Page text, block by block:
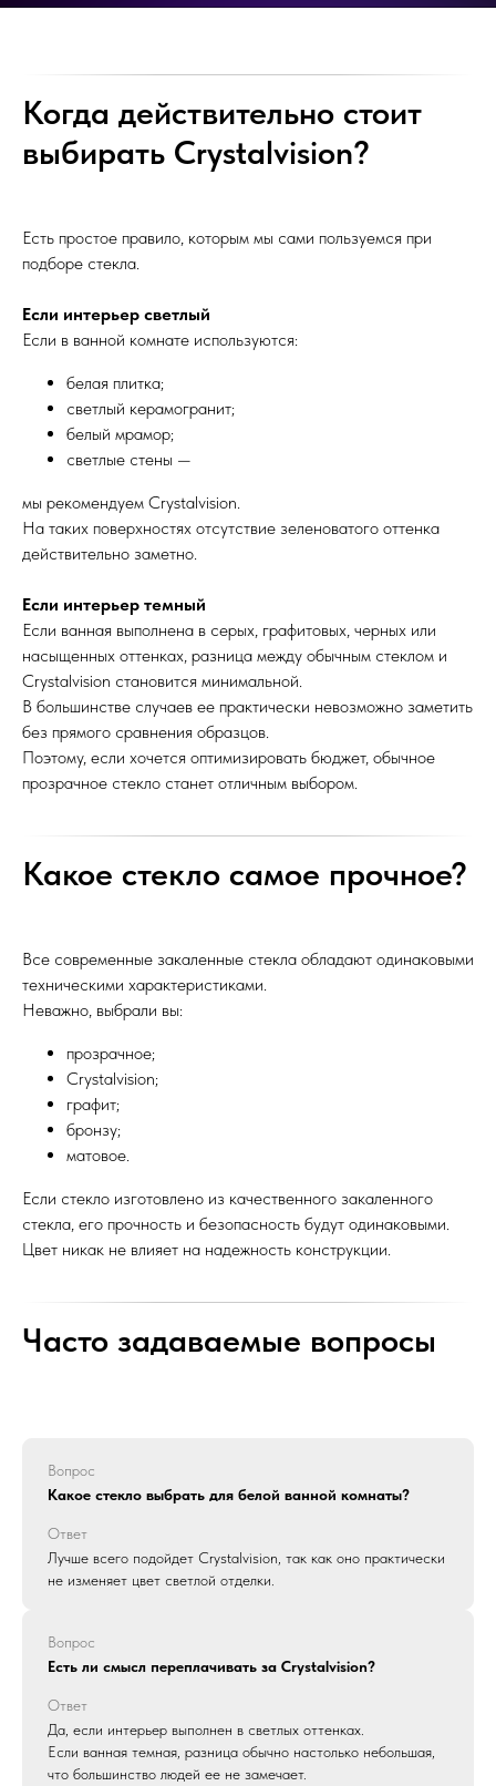
Когда действительно стоит
выбирать Crystalvision?
Есть простое правило, которым мы сами пользуемся при
подборе стекла.
Если интерьер светлый
Если в ванной комнате используются:
белая плитка;
светлый керамогранит;
белый мрамор;
светлые стены —
мы рекомендуем Crystalvision.
На таких поверхностях отсутствие зеленоватого оттенка
действительно заметно.
Если интерьер темный
Если ванная выполнена в серых, графитовых, черных или
насыщенных оттенках, разница между обычным стеклом и
Crystalvision становится минимальной.
В большинстве случаев ее практически невозможно заметить
без прямого сравнения образцов.
Поэтому, если хочется оптимизировать бюджет, обычное
прозрачное стекло станет отличным выбором.
Какое стекло самое прочное?
Все современные закаленные стекла обладают одинаковыми
техническими характеристиками.
Неважно, выбрали вы:
прозрачное;
Crystalvision;
графит;
бронзу;
матовое.
Если стекло изготовлено из качественного закаленного
стекла, его прочность и безопасность будут одинаковыми.
Цвет никак не влияет на надежность конструкции.
Часто задаваемые вопросы
Вопрос
Какое стекло выбрать для белой ванной комнаты?
Ответ
Лучше всего подойдет Crystalvision, так как оно практически
не изменяет цвет светлой отделки.
Вопрос
Есть ли смысл переплачивать за Crystalvision?
Ответ
Да, если интерьер выполнен в светлых оттенках.
Если ванная темная, разница обычно настолько небольшая,
что большинство людей ее не замечает.
8 (499) 967-84-24
Москва, ул.Кантемировская 58
ОФЕРТА
ПОЛИТИКА ОБРАБОТКИ
ПЕРСОНАЛЬНЫХ ДАННЫХ
info@berusteklo.ru
© 2020-2026 БЕРУСТЕКЛО